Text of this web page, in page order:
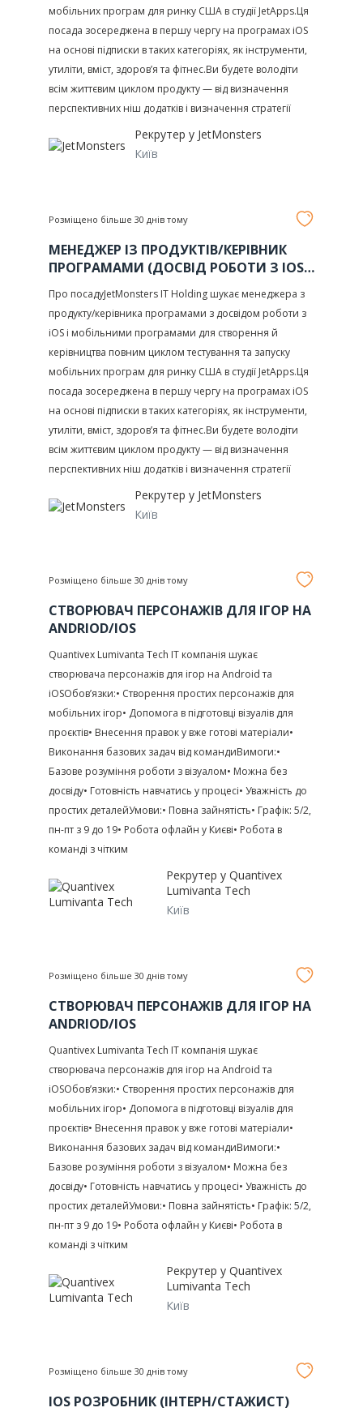
мобільних програм для ринку США в студії JetApps.Ця
посада зосереджена в першу чергу на програмах iOS
на основі підписки в таких категоріях, як інструменти,
утиліти, вміст, здоров’я та фітнес.Ви будете володіти
всім життєвим циклом продукту — від визначення
перспективних ніш додатків і визначення стратегії
Рекрутер у JetMonsters
Київ
Розміщено більше 30 днів тому
МЕНЕДЖЕР ІЗ ПРОДУКТІВ/КЕРІВНИК
ПРОГРАМАМИ (ДОСВІД РОБОТИ З IOS
ТА МОБІЛЬНИМИ ДОДАТКАМИ)
Про посадуJetMonsters IT Holding шукає менеджера з
продукту/керівника програмами з досвідом роботи з
iOS і мобільними програмами для створення й
керівництва повним циклом тестування та запуску
мобільних програм для ринку США в студії JetApps.Ця
посада зосереджена в першу чергу на програмах iOS
на основі підписки в таких категоріях, як інструменти,
утиліти, вміст, здоров’я та фітнес.Ви будете володіти
всім життєвим циклом продукту — від визначення
перспективних ніш додатків і визначення стратегії
Рекрутер у JetMonsters
Київ
Розміщено більше 30 днів тому
СТВОРЮВАЧ ПЕРСОНАЖІВ ДЛЯ ІГОР НА
ANDRIOD/IOS
Quantivex Lumivanta Tech ІТ компанія шукає
створювача персонажів для ігор на Android та
iOSОбов’язки:• Створення простих персонажів для
мобільних ігор• Допомога в підготовці візуалів для
проєктів• Внесення правок у вже готові матеріали•
Виконання базових задач від командиВимоги:•
Базове розуміння роботи з візуалом• Можна без
досвіду• Готовність навчатись у процесі• Уважність до
простих деталейУмови:• Повна зайнятість• Графік: 5/2,
пн-пт з 9 до 19• Робота офлайн у Києві• Робота в
команді з чітким
Рекрутер уQuantivex
Lumivanta Tech
Київ
Розміщено більше 30 днів тому
СТВОРЮВАЧ ПЕРСОНАЖІВ ДЛЯ ІГОР НА
ANDRIOD/IOS
Quantivex Lumivanta Tech ІТ компанія шукає
створювача персонажів для ігор на Android та
iOSОбов’язки:• Створення простих персонажів для
мобільних ігор• Допомога в підготовці візуалів для
проєктів• Внесення правок у вже готові матеріали•
Виконання базових задач від командиВимоги:•
Базове розуміння роботи з візуалом• Можна без
досвіду• Готовність навчатись у процесі• Уважність до
простих деталейУмови:• Повна зайнятість• Графік: 5/2,
пн-пт з 9 до 19• Робота офлайн у Києві• Робота в
команді з чітким
Рекрутер уQuantivex
Lumivanta Tech
Київ
Розміщено більше 30 днів тому
IOS РОЗРОБНИК (ІНТЕРН/СТАЖИСТ)